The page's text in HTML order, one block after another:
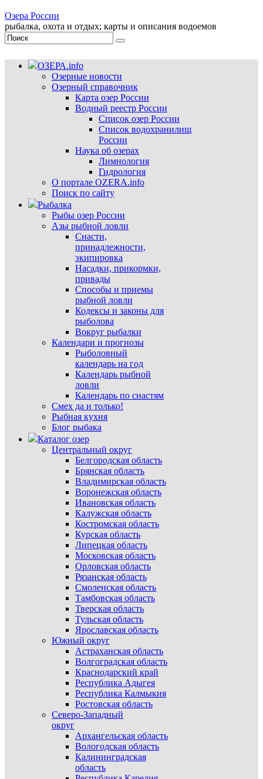
Озера России
рыбалка, охота и отдых; карты и описания водоемов
ОЗЕРА.info
Озерные новости
Озерный справочник
Карта озер России
Водный реестр России
Список озер России
Список водохранилищ
России
Наука об озерах
Лимнология
Гидрология
О портале OZERA.info
Поиск по сайту
Рыбалка
Рыбы озер России
Азы рыбной ловли
Снасти,
принадлежности,
экипировка
Насадки, прикормки,
привады
Способы и приемы
рыбной ловли
Кодексы и законы для
рыболова
Вокруг рыбалки
Календари и прогнозы
Рыболовный
календарь на год
Календарь рыбной
ловли
Календарь по снастям
Смех да и только!
Рыбная кухня
Блог рыбака
Каталог озер
Центральный округ
Белгородская область
Брянская область
Владимирская область
Воронежская область
Ивановская область
Калужская область
Костромская область
Курская область
Липецкая область
Московская область
Орловская область
Рязанская область
Смоленская область
Тамбовская область
Тверская область
Тульская область
Ярославская область
Южный округ
Астраханская область
Волгоградская область
Краснодарский край
Республика Адыгея
Республика Калмыкия
Ростовская область
Северо-Западный
округ
Архангельская область
Вологодская область
Калининградская
область